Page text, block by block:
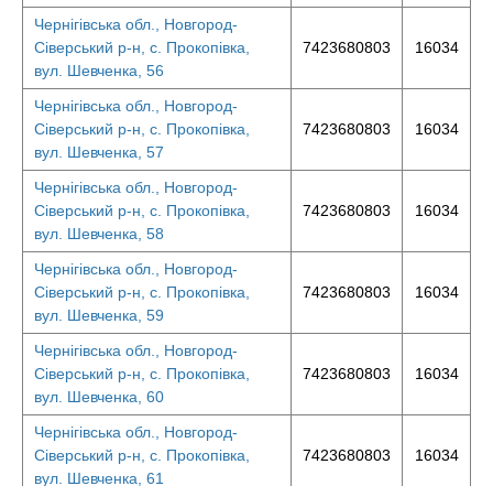
Чернігівська обл., Новгород-
Сіверський р-н, с. Прокопівка,
вул. Шевченка, 56
7423680803 16034
Чернігівська обл., Новгород-
Сіверський р-н, с. Прокопівка,
вул. Шевченка, 57
7423680803 16034
Чернігівська обл., Новгород-
Сіверський р-н, с. Прокопівка,
вул. Шевченка, 58
7423680803 16034
Чернігівська обл., Новгород-
Сіверський р-н, с. Прокопівка,
вул. Шевченка, 59
7423680803 16034
Чернігівська обл., Новгород-
Сіверський р-н, с. Прокопівка,
вул. Шевченка, 60
7423680803 16034
Чернігівська обл., Новгород-
Сіверський р-н, с. Прокопівка,
вул. Шевченка, 61
7423680803 16034